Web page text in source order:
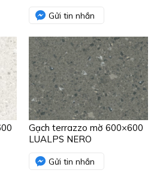
Gửi tin nhắn
Gạch terrazzo mờ 600×600
LUALPS NERO
Gửi tin nhắn